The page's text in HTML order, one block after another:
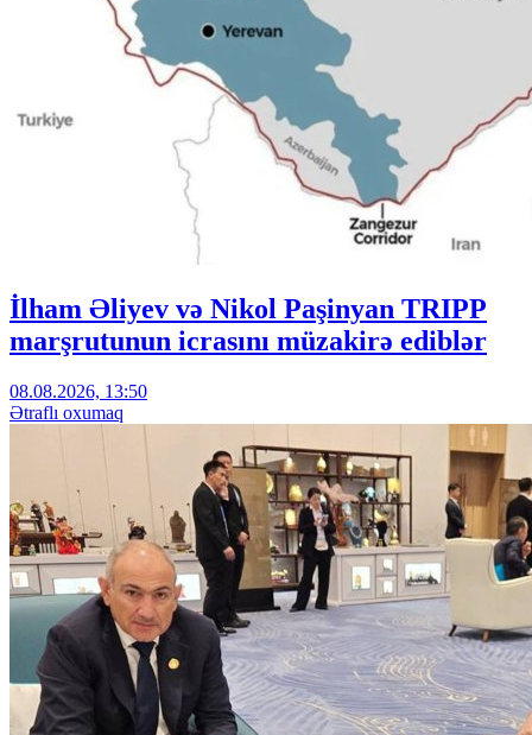
İlham Əliyev və Nikol Paşinyan TRIPP
marşrutunun icrasını müzakirə ediblər
08.08.2026, 13:50
Ətraflı oxumaq